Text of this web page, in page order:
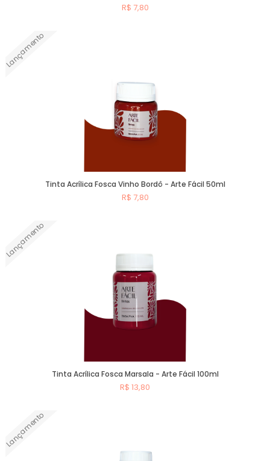
R$ 7,80
Lançamento
Tinta Acrílica Fosca Vinho Bordô - Arte Fácil 50ml
R$ 7,80
Lançamento
Tinta Acrílica Fosca Marsala - Arte Fácil 100ml
R$ 13,80
Lançamento